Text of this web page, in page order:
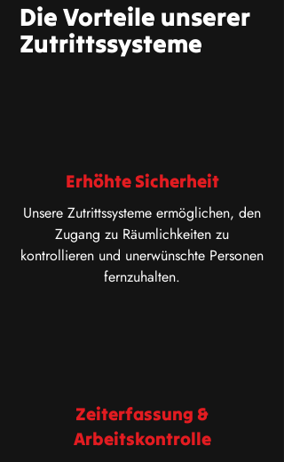
Die Vorteile unserer
Zutrittssysteme
Erhöhte Sicherheit
Unsere Zutrittssysteme ermöglichen, den
Zugang zu Räumlichkeiten zu
kontrollieren und unerwünschte Personen
fernzuhalten.
Zeiterfassung &
Arbeitskontrolle